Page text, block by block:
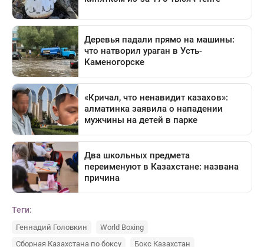
Теги:
Геннадий Головкин
World Boxing
Сборная Казахстана по боксу
Бокс Казахстан